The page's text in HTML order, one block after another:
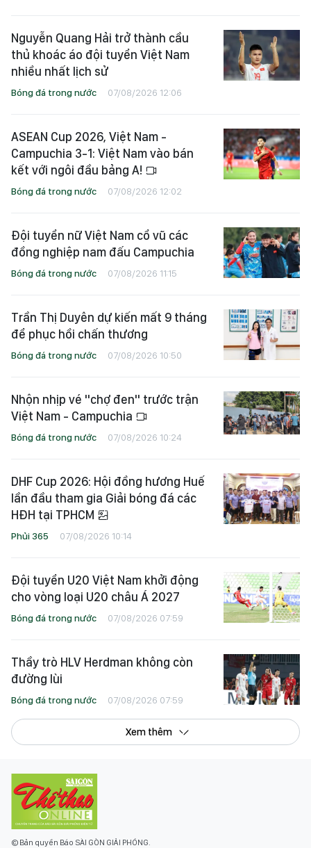
Nguyễn Quang Hải trở thành cầu
thủ khoác áo đội tuyển Việt Nam
nhiều nhất lịch sử
Bóng đá trong nước 07/08/2026 12:06
ASEAN Cup 2026, Việt Nam -
Campuchia 3-1: Việt Nam vào bán
kết với ngôi đầu bảng A!
Bóng đá trong nước 07/08/2026 12:02
Đội tuyển nữ Việt Nam cổ vũ các
đồng nghiệp nam đấu Campuchia
Bóng đá trong nước 07/08/2026 11:15
Trần Thị Duyên dự kiến mất 9 tháng
để phục hồi chấn thương
Bóng đá trong nước 07/08/2026 10:50
Nhộn nhịp vé "chợ đen" trước trận
Việt Nam - Campuchia
Bóng đá trong nước 07/08/2026 10:24
DHF Cup 2026: Hội đồng hương Huế
lần đầu tham gia Giải bóng đá các
HĐH tại TPHCM
Phủi 365 07/08/2026 10:14
Đội tuyển U20 Việt Nam khởi động
cho vòng loại U20 châu Á 2027
Bóng đá trong nước 07/08/2026 07:59
Thầy trò HLV Herdman không còn
đường lùi
Bóng đá trong nước 07/08/2026 07:59
Xem thêm
© Bản quyền Báo SÀI GÒN GIẢI PHÓNG.